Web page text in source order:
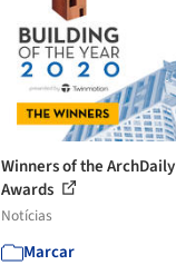
Winners of the
Awards
Notícias
Marcar